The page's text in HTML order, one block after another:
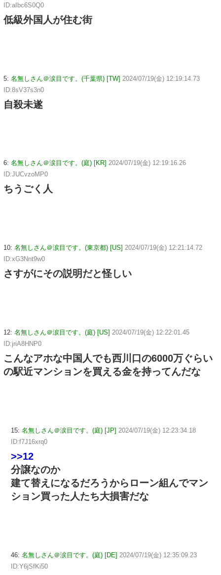
ID:aIbc6S0Q0
低級外国人が住む街
5: 名無しさん＠涙目です。(千葉県) [TW] 2024/07/19(金) 12:19:14.73
ID:8sV37s3n0
自殺未遂
6: 名無しさん＠涙目です。(庭) [KR] 2024/07/19(金) 12:19:16.26
ID:JUCvzoMP0
ちうごく人
10: 名無しさん＠涙目です。(東京都) [US] 2024/07/19(金) 12:21:14.72
ID:xG3Nnt9w0
さすがにその説明だと怪しい
12: 名無しさん＠涙目です。(庭) [US] 2024/07/19(金) 12:22:01.45
ID:jriA8HNP0
こんなアホな中国人でも西川口の6000万ぐらい
の駅近マンションを買える金を持ってんだな
15: 名無しさん＠涙目です。(庭) [JP] 2024/07/19(金) 12:23:34.18
ID:f7J16xrq0
>>12
分譲なのか
建て替えになるだろうからローン組んでマン
ション買った人たち大損害だな
46: 名無しさん＠涙目です。(庭) [DE] 2024/07/19(金) 12:35:09.23
ID:Y6jSfKi50